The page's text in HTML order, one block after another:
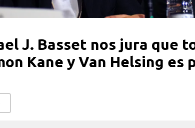
J. Basset nos jura que
Kane y Van Helsing es